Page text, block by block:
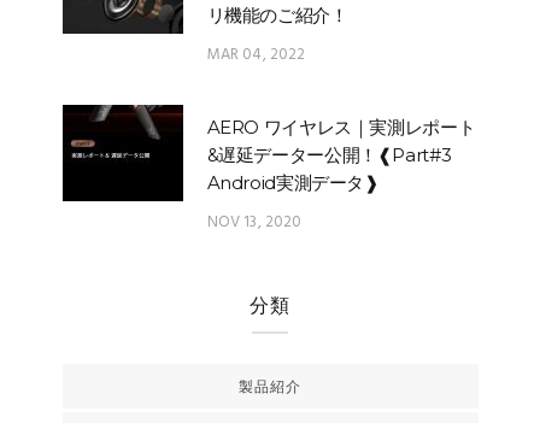
リ機能のご紹介！
MAR 04, 2022
AERO ワイヤレス｜実測レポート
&遅延データー公開！❰Part#3
Android実測データ❱
NOV 13, 2020
分類
製品紹介